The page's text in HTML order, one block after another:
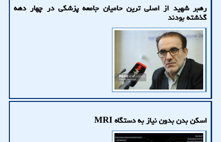
رهبر شهید از اصلی ترین حامیان جامعه پزشکی در چهار دهه
گذشته بودند
اسکن بدن بدون نیاز به دستگاه MRI